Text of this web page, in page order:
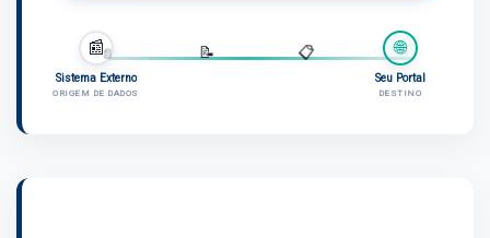
📰
Sistema Externo
ORIGEM DE DADOS
📄
📋 📝
📄 🌐
Seu Portal
DESTINO